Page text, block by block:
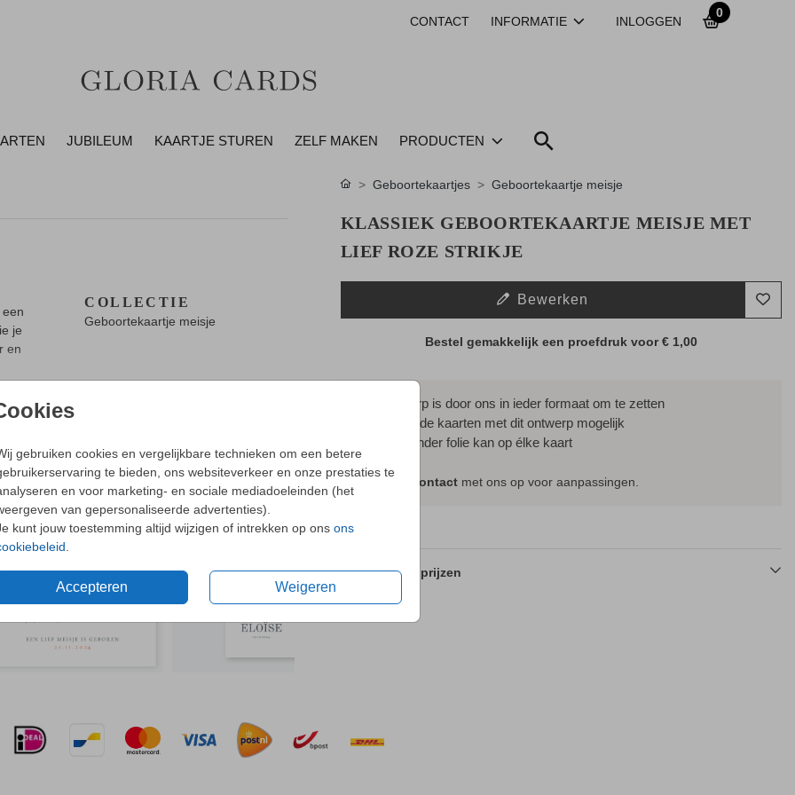
CONTACT INFORMATIE INLOGGEN
0
JUBILEUM KAARTJE STUREN ZELF MAKEN PRODUCTEN
gebruiken cookies en vergelijkbare technieken om een betere
te bieden, ons websiteverkeer en onze prestaties te
en voor marketing- en sociale mediadoeleinden (het
van gepersonaliseerde advertenties).
kunt jouw toestemming altijd wijzigen of intrekken op ons ons
Accepteren Weigeren
je
en
-
COLLECTIE
Geboortekaartje meisje
OOK LEUK
Geboortekaartjes Geboortekaartje meisje
KLASSIEK GEBOORTEKAARTJE MEISJE MET
LIEF ROZE STRIKJE
Bewerken
Bestel gemakkelijk een proefdruk voor€ 1,00
- Dit ontwerp is door ons in ieder formaat om te zetten
- Bijpassende kaarten met dit ontwerp mogelijk
- Met of zonder folie kan op élke kaart
contactmet ons op voor aanpassingen.
Formaten en prijzen